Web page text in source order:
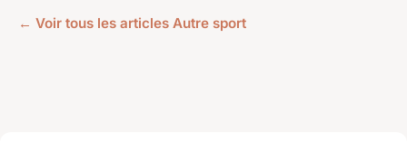
← Voir tous les articles Autre sport